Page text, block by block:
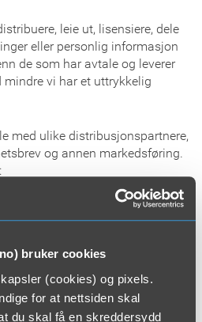
bruker cookies
(cookies) og pixels.
for at nettsiden skal
du skal få en skreddersydd
leie ut, lisensiere, dele
eller personlig informasjon
de som har avtale og leverer
vi har et uttrykkelig
med ulike distribusjonspartnere,
og annen markedsføring.
med våre
for eksempel utsending av